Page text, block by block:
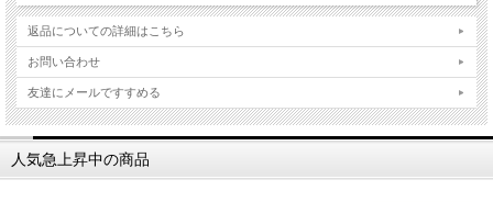
返品についての詳細はこちら
お問い合わせ
友達にメールですすめる
人気急上昇中の商品